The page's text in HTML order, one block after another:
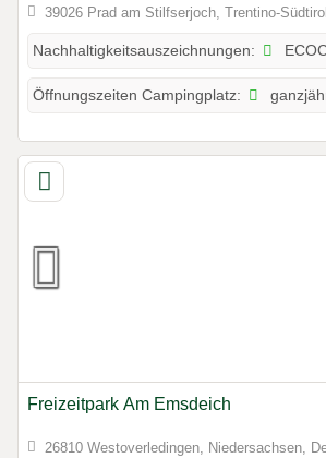
39026 Prad am Stilfserjoch, Trentino-
Nachhaltigkeitsauszeichnungen:
Öffnungszeiten Campingplatz:
Freizeitpark Am Emsdeich
26810 Westoverledingen, Niedersachsen,